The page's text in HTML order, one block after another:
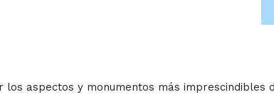
los aspectos y monumentos más imprescindibles